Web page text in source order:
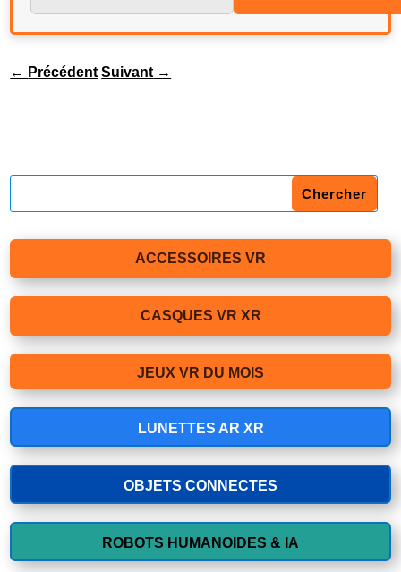
← Précédent Suivant →
ACCESSOIRES VR
CASQUES VR XR
JEUX VR DU MOIS
LUNETTES AR XR
OBJETS CONNECTES
ROBOTS HUMANOIDES & IA